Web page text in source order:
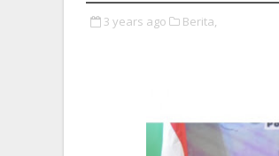
3 years ago Berita,